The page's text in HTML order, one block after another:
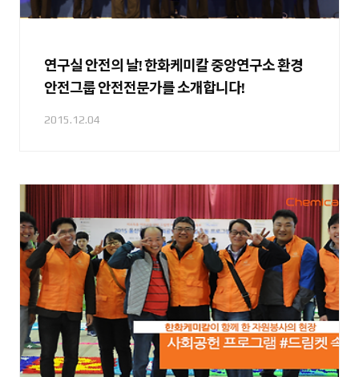
연구실 안전의 날! 한화케미칼 중앙연구소 환경
안전그룹 안전전문가를 소개합니다!
2015.12.04